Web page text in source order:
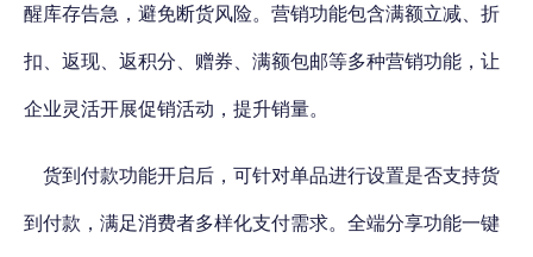
醒库存告急，避免断货风险。营销功能包含满额立减、折
扣、返现、返积分、赠券、满额包邮等多种营销功能，让
企业灵活开展促销活动，提升销量。
货到付款功能开启后， 可针对单品进行设置是否支持货
到付款，满足消费者多样化支付需求。全端分享功能一键